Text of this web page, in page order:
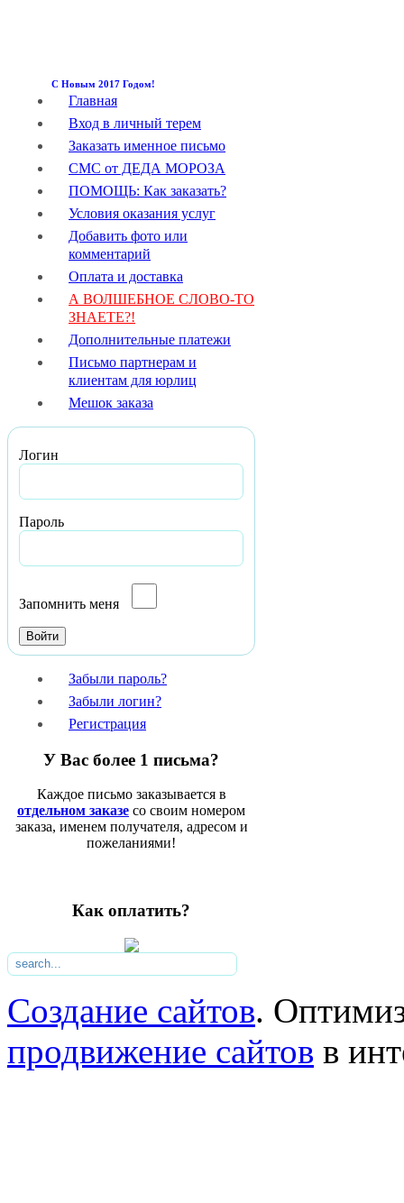
С Новым 2017 Годом!
Главная
Вход в личный терем
Заказать именное письмо
СМС от ДЕДА МОРОЗА
ПОМОЩЬ: Как заказать?
Условия оказания услуг
Добавить фото или
комментарий
Оплата и доставка
А ВОЛШЕБНОЕ СЛОВО-ТО
ЗНАЕТЕ?!
Дополнительные платежи
Письмо партнерам и
клиентам для юрлиц
Мешок заказа
Логин
Пароль
Запомнить меня
Забыли пароль?
Забыли логин?
Регистрация
У Вас более 1 письма?
Каждое письмо заказывается в
отдельном заказе со своим номером
заказа, именем получателя, адресом и
пожеланиями!
Как оплатить?
Создание сайтов.
продвижение сайтов в